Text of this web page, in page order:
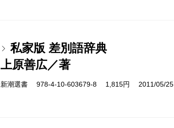
私家版 差別語辞典
上原善広／著
新潮選書 978-4-10-603679-8 1,815円 2011/05/25